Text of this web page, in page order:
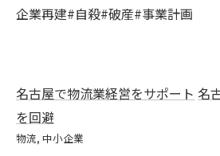
企業再建#自殺#破産#事業計画
名古屋で物流業経営をサポート 名
を回避
物流 中小企業